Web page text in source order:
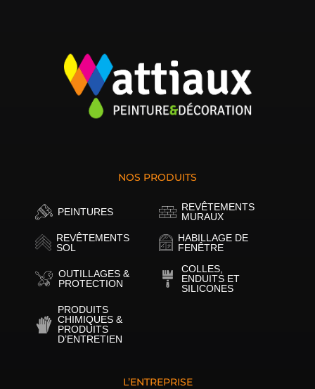
NOS PRODUITS
PEINTURES
REVÊTEMENTS
MURAUX
REVÊTEMENTS
SOL
HABILLAGE DE
FENÊTRE
OUTILLAGES &
PROTECTION
COLLES,
ENDUITS ET
SILICONES
PRODUITS
CHIMIQUES &
PRODUITS
D’ENTRETIEN
L’ENTREPRISE